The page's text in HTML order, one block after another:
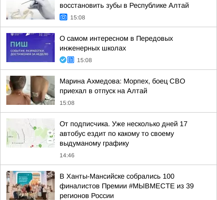
восстановить зубы в Республике Алтай
15:08
О самом интересном в Передовых
инженерных школах
15:08
Марина Ахмедова: Морпех, боец СВО
приехал в отпуск на Алтай
15:08
От подписчика. Уже несколько дней 17
автобус ездит по какому то своему
выдуманому графику
14:46
В Ханты-Мансийске собрались 100
финалистов Премии #МЫВМЕСТЕ из 39
регионов России